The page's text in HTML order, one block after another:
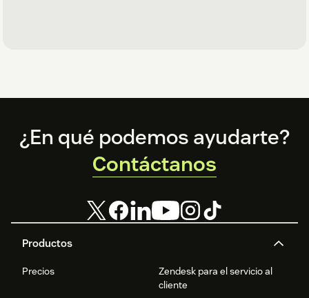
Footer
Productos
Precios
Zendesk para el servicio al
cliente
¿En qué podemos ayudarte?
Contáctanos